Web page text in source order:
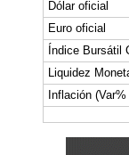
Dólar oficial
Euro oficial
Índice Bursátil
Liquidez
Inflación